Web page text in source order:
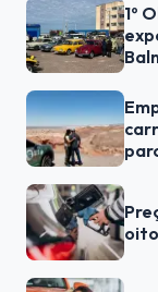
1º